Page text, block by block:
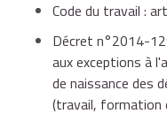
Le travail de nuit ne
23 h 30.
Le travail de nuit
partir de 4 h,
seul un jeune de
travailler,
la dérogation doit
Code du travail :
Décret n°2014-
aux exceptions à
de naissance des
(travail, formation